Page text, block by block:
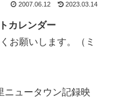
2007.06.12 2023.03.14
カレンダー
お願いします。（ミ
ュータウン記録映